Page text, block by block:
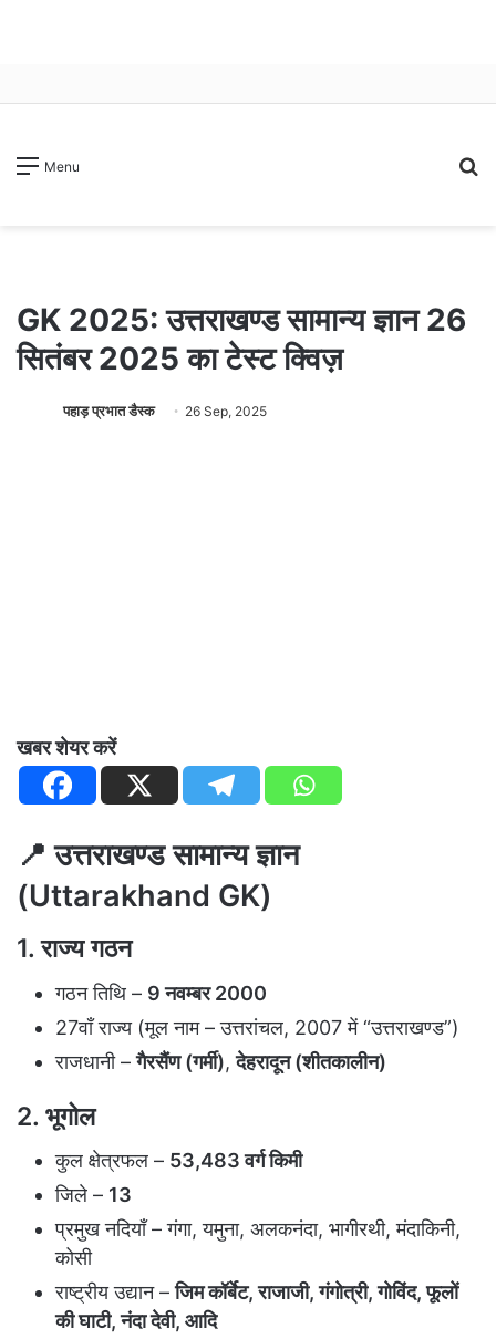
Menu
GK 2025: उत्तराखण्ड सामान्य ज्ञान 26
सितंबर 2025 का टेस्ट क्विज़
पहाड़ प्रभात डैस्क 26 Sep, 2025
खबर शेयर करें
📍 उत्तराखण्ड सामान्य ज्ञान
(Uttarakhand GK)
1. राज्य गठन
गठन तिथि – 9 नवम्बर 2000
27वाँ राज्य (मूल नाम – उत्तरांचल, 2007 में “उत्तराखण्ड”)
राजधानी –गैरसैंण (गर्मी),देहरादून (शीतकालीन)
2. भूगोल
कुल क्षेत्रफल – 53,483 वर्ग किमी
जिले – 13
प्रमुख नदियाँ – गंगा, यमुना, अलकनंदा, भागीरथी, मंदाकिनी,
कोसी
राष्ट्रीय उद्यान –जिम कॉर्बेट, राजाजी, गंगोत्री, गोविंद, फूलों
की घाटी, नंदा देवी, आदि